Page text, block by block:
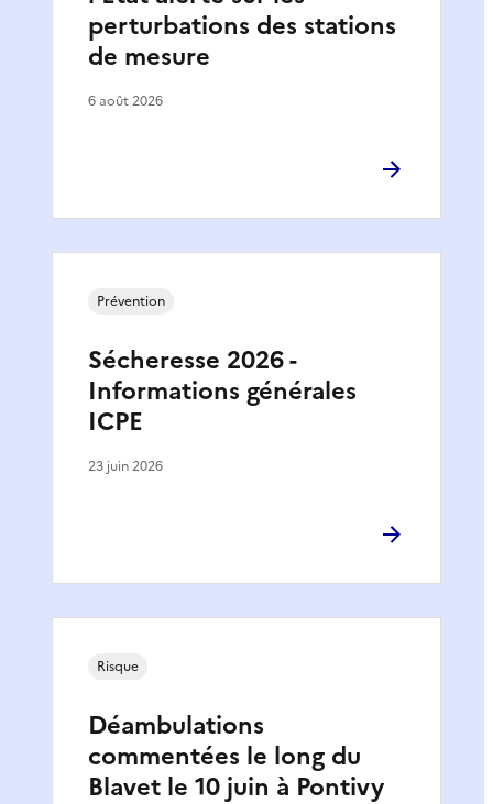
perturbations des stations
de mesure
6 août 2026
Sécheresse 2026 -
Informations générales
ICPE
Prévention
23 juin 2026
Déambulations
commentées le long du
Blavet le 10 juin à Pontivy
Risque